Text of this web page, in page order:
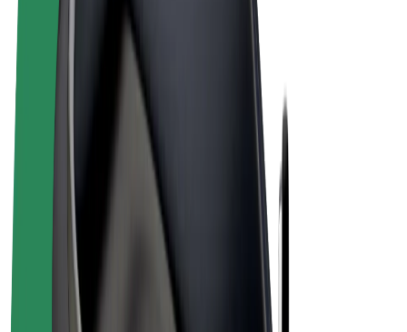
Bolt Market
Bolt para empresas
Colabora con Bolt